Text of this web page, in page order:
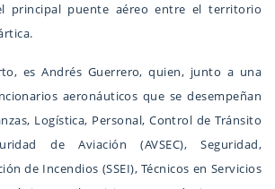
principal puente aéreo entre el territorio
es Andrés Guerrero, quien, junto a una
aeronáuticos que se desempeñan
Logística, Personal, Control de Tránsito
de Aviación (AVSEC), Seguridad,
de Incendios (SSEI), Técnicos en Servicios